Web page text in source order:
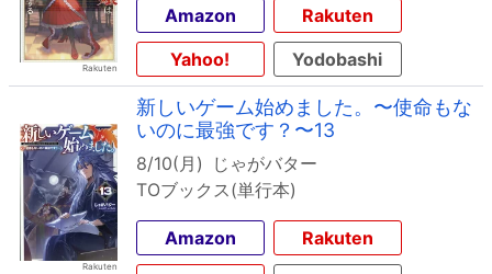
Amazon
Rakuten
Yahoo!
Yodobashi
新しいゲーム始めました。〜使命もな
いのに最強です？〜13
8/10(月)
じゃがバター
TOブックス(単行本)
Amazon
Rakuten